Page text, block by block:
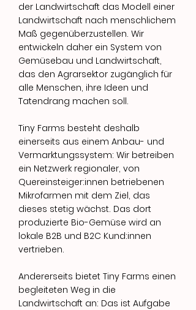
der Landwirtschaft das Modell einer
Landwirtschaft nach menschlichem
Maß gegenüberzustellen. Wir
entwickeln daher ein System von
Gemüsebau und Landwirtschaft,
das den Agrarsektor zugänglich für
alle Menschen, ihre Ideen und
Tatendrang machen soll.
Tiny Farms besteht deshalb
einerseits aus einem Anbau- und
Vermarktungssystem: Wir betreiben
ein Netzwerk regionaler, von
Quereinsteiger:innen betriebenen
Mikrofarmen mit dem Ziel, das
dieses stetig wächst. Das dort
produzierte Bio-Gemüse wird an
lokale B2B und B2C Kund:innen
vertrieben.
Andererseits bietet Tiny Farms einen
begleiteten Weg in die
Landwirtschaft an: Das ist Aufgabe